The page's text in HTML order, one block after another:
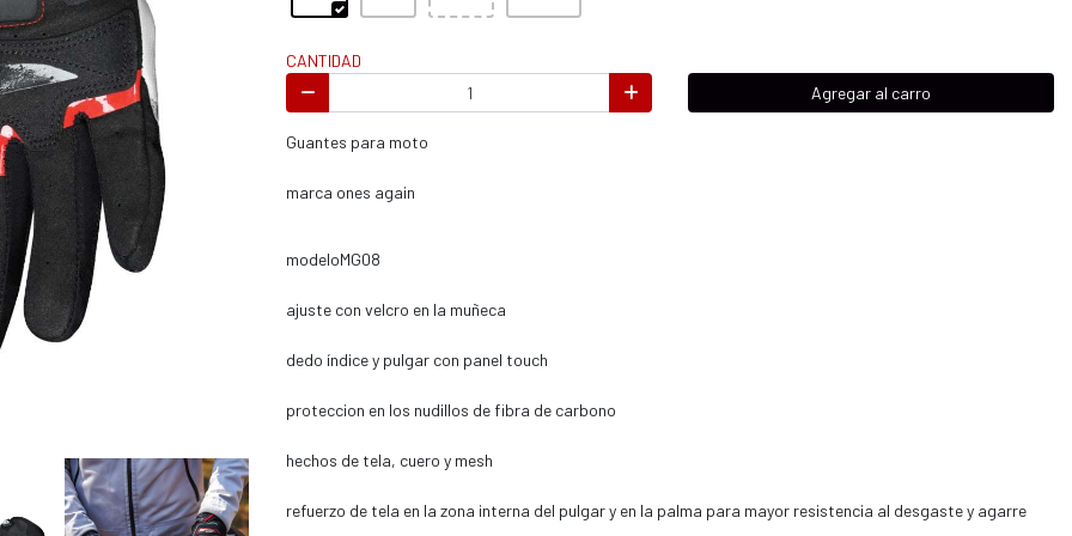
/ enduro
/ enduro / ATV
CANTIDAD
Agregar al carro
Guantes para moto
marca ones again
modeloMG08
ajuste con velcro en la muñeca
dedo índice y pulgar con panel touch
proteccion en los nudillos de fibra de carbono
hechos de tela, cuero y mesh
refuerzo de tela en la zona interna del pulgar y en la palma para mayor resistencia al desgaste y agarre